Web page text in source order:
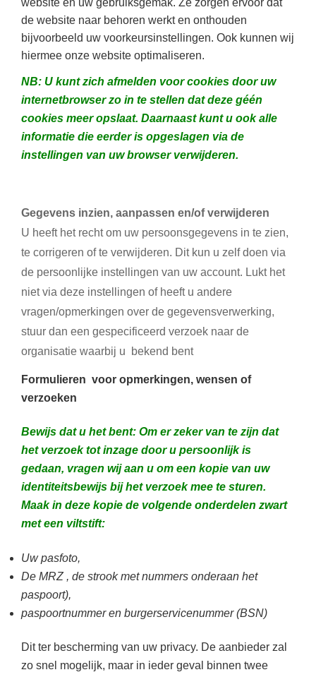
de website naar behoren werkt en onthouden
bijvoorbeeld uw voorkeursinstellingen. Ook kunnen wij
hiermee onze website optimaliseren.
NB: U kunt zich afmelden voor cookies door uw
internetbrowser zo in te stellen dat deze géén
cookies meer opslaat. Daarnaast kunt u ook alle
informatie die eerder is opgeslagen via de
instellingen van uw browser verwijderen.
Gegevens inzien, aanpassen en/of verwijderen
U heeft het recht om uw persoonsgegevens in te zien,
te corrigeren of te verwijderen. Dit kun u zelf doen via
de persoonlijke instellingen van uw account. Lukt het
niet via deze instellingen of heeft u andere
vragen/opmerkingen over de gegevensverwerking,
stuur dan een gespecificeerd verzoek naar de
organisatie waarbij u bekend bent
Formulieren voor opmerkingen, wensen of
verzoeken
Bewijs dat u het bent: Om er zeker van te zijn dat
het verzoek tot inzage door u persoonlijk is
gedaan, vragen wij aan u om een kopie van uw
identiteitsbewijs bij het verzoek mee te sturen.
Maak in deze kopie de volgende onderdelen zwart
met een viltstift:
Uw pasfoto,
De MRZ , de strook met nummers onderaan het
paspoort),
paspoortnummer en burgerservicenummer (BSN)
Dit ter bescherming van uw privacy. De aanbieder zal
zo snel mogelijk, maar in ieder geval binnen twee